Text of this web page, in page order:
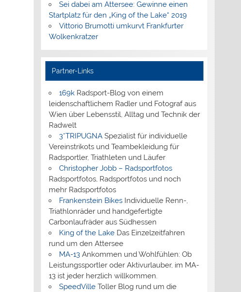
Sei dabei am Attersee: Gewinne einen
Startplatz für den „King of the Lake“ 2019
Vittorio Brumotti umkurvt Frankfurter
Wolkenkratzer
Partner-Links
169kRadsport-Blog von einem
leidenschaftlichem Radler und Fotograf aus
Wien über Lebensstil, Alltag und Technik der
Radwelt
3*TRIPUGNASpezialist für individuelle
Vereinstrikots und Teambekleidung für
Radsportler, Triathleten und Läufer
Christopher Jobb – Radsportfotos
Radsportfotos, Radsportfotos und noch
mehr Radsportfotos
Frankenstein BikesIndividuelle Renn-,
Triathlonräder und handgefertigte
Carbonlaufräder aus Südhessen
King of the LakeDas Einzelzeitfahren
rund um den Attersee
MA-13Ankommen und Wohlfühlen: Ob
Leistungssportler oder Aktivurlauber, im MA-
13 ist jeder herzlich willkommen.
SpeedVilleToller Blog rund um die